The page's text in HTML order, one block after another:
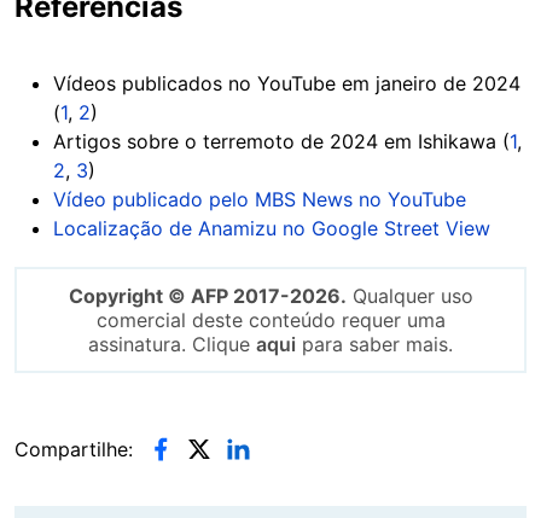
Referências
Vídeos publicados no YouTube em janeiro de 2024
(1, 2)
Artigos sobre o terremoto de 2024 em Ishikawa (1,
2, 3)
Vídeo publicado pelo MBS News no YouTube
Localização de Anamizu no Google Street View
Copyright © AFP 2017-2026. Qualquer uso
comercial deste conteúdo requer uma
assinatura. Clique aqui para saber mais.
Compartilhe: